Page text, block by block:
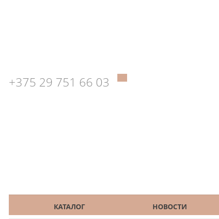
+375 29 751 66 03
КАТАЛОГ НОВОСТИ